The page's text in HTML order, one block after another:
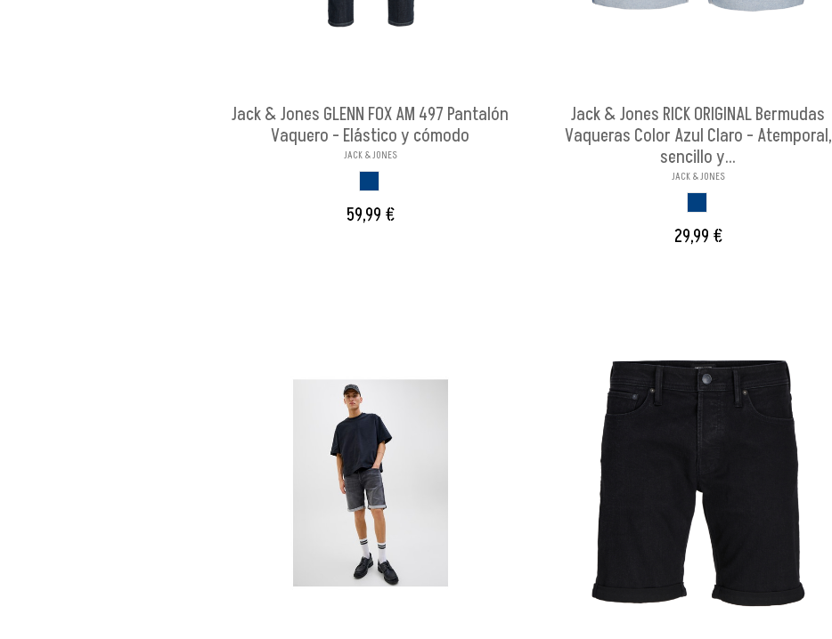
Jack & Jones GLENN FOX AM 497 Pantalón
Vaquero - Elástico y cómodo
JACK & JONES
59,99 €
Jack & Jones RICK ORIGINAL Bermudas
Vaqueras Color Azul Claro - Atemporal,
sencillo y...
JACK & JONES
29,99 €